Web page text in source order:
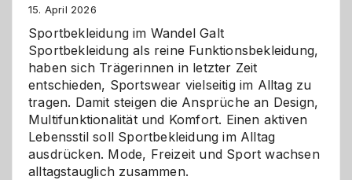
Chaos
15. April 2026
Sportbekleidung im Wandel Galt
Sportbekleidung als reine Funktionsbekleidung,
haben sich Trägerinnen in letzter Zeit
entschieden, Sportswear vielseitig im Alltag zu
tragen. Damit steigen die Ansprüche an Design,
Multifunktionalität und Komfort. Einen aktiven
Lebensstil soll Sportbekleidung im Alltag
ausdrücken. Mode, Freizeit und Sport wachsen
alltagstauglich zusammen.